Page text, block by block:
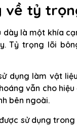
về tỷ
là một khía
Tỷ trọng lõi
dụng làm vật
vẫn cho
bên ngoài.
sử dụng